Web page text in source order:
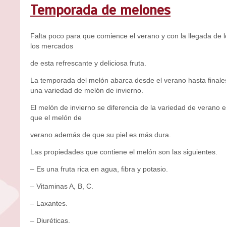
Temporada de melones
Falta poco para que comience el verano y con la llegada de
los mercados
de esta refrescante y deliciosa fruta.
La temporada del melón abarca desde el verano hasta
una variedad de melón de invierno.
El melón de invierno se diferencia de la variedad de verano
que el melón de
verano además de que su piel es más dura.
Las propiedades que contiene el melón son las siguientes.
– Es una fruta rica en agua, fibra y potasio.
– Vitaminas A, B, C.
– Laxantes.
– Diuréticas.